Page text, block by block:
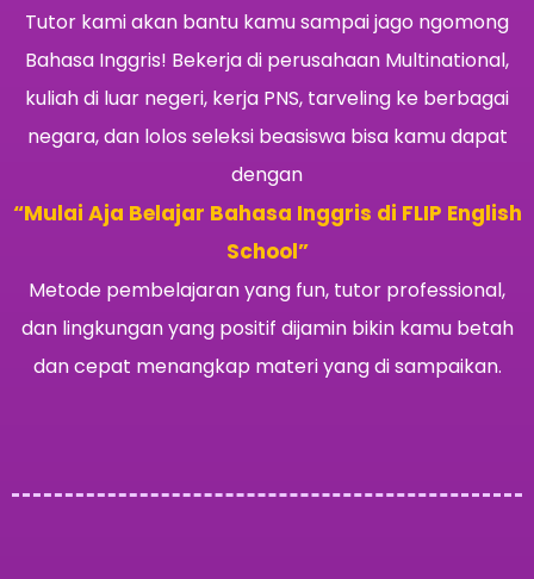
Tutor kami akan bantu kamu sampai jago ngomong
Bahasa Inggris! Bekerja di perusahaan Multinational,
kuliah di luar negeri, kerja PNS, tarveling ke berbagai
negara, dan lolos seleksi beasiswa bisa kamu dapat
dengan
“Mulai Aja Belajar Bahasa Inggris di FLIP English
School”
Metode pembelajaran yang fun, tutor professional,
dan lingkungan yang positif dijamin bikin kamu betah
dan cepat menangkap materi yang di sampaikan.